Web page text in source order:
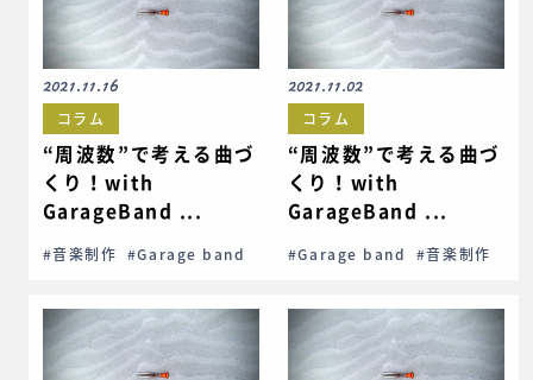
2021.11.16
コラム
“周波数”で考える曲づ
くり！with
GarageBand ...
#音楽制作 #Garage band
2021.11.02
コラム
“周波数”で考える曲づ
くり！with
GarageBand ...
#Garage band #音楽制作